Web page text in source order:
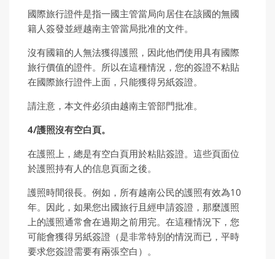
國際旅行證件是指一國主管當局向居住在該國的無國
籍人簽發並經越南主管當局批准的文件。
沒有國籍的人無法獲得護照，因此他們使用具有國際
旅行價值的證件。所以在這種情況，您的簽證不粘貼
在國際旅行證件上面，只能獲得另紙簽證。
請注意，本文件必須由越南主管部門批准。
4/護照沒有空白頁。
在護照上，總是有空白頁用於粘貼簽證。這些頁面位
於護照持有人的信息頁面之後。
護照時間很長。例如，所有越南公民的護照有效為10
年。因此，如果您出國旅行且經申請簽證，那麼護照
上的護照通常會在過期之前用完。在這種情況下，您
可能會獲得另紙簽證（是非常特別的情況而已，平時
要求您簽證需要有兩張空白）。